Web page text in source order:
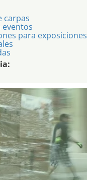
carpas
eventos
para exposiciones